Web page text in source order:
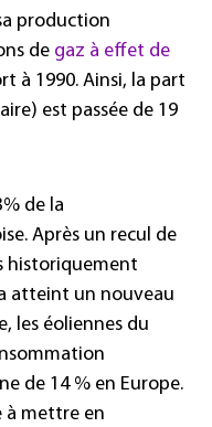
production
de gaz à effet de
à 1990. Ainsi, la part
est passée de 19
de la
Après un recul de
historiquement
atteint un nouveau
les éoliennes du
de 14 % en Europe.
à mettre en